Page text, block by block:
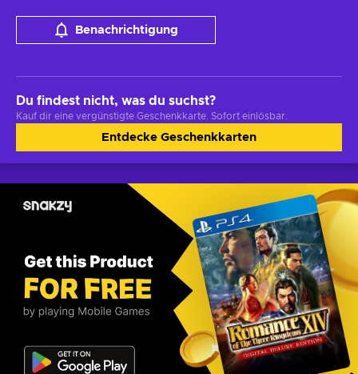
Benachrichtigung
Du findest nicht, was du suchst?
Kauf dir eine vergünstigte Geschenkkarte. Sofort einlösbar.
Entdecke Geschenkkarten